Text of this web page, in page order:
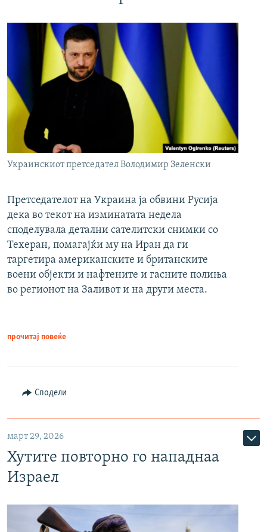
Украинскиот претседател Володимир Зеленски
Претседателот на Украина ја обвини Русија
дека во текот на изминатата недела
споделувала детални сателитски снимки со
Техеран, помагајќи му на Иран да ги
таргетира американските и британските
воени објекти и нафтените и гасните полиња
во регионот на Заливот и на други места.
прочитај повеќе
Сподели
март 29, 2026
Хутите повторно го нападнаа
Израел